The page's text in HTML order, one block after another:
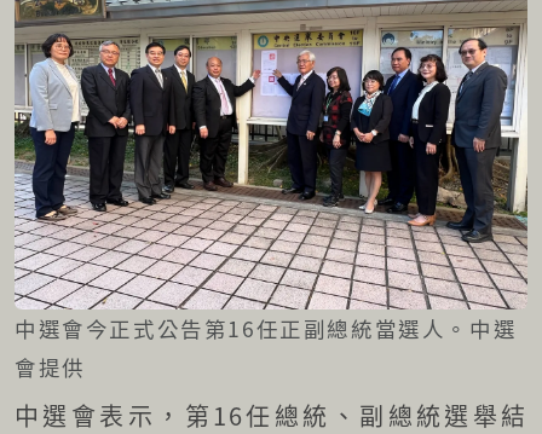
中選會今正式公告第16任正副總統當選人。中選
會提供
中選會表示，第16任總統、副總統選舉結